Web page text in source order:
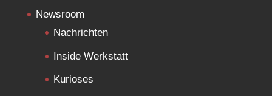
Newsroom
Nachrichten
Inside Werkstatt
Kurioses